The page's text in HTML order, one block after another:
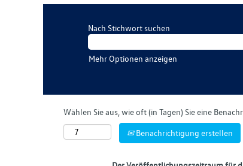
Nach Stichwort suchen
Mehr Optionen anzeigen
Wählen Sie aus, wie oft (in Tagen) Sie eine
Benachrichtigung erstellen